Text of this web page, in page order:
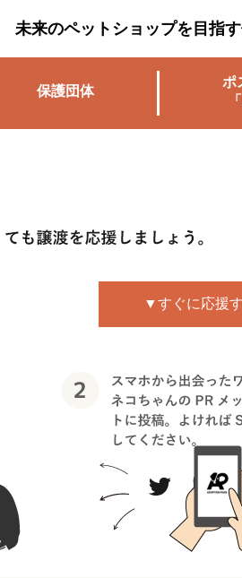
未来のペットショップを目指す
保護団体
ポ
▼すぐに応援